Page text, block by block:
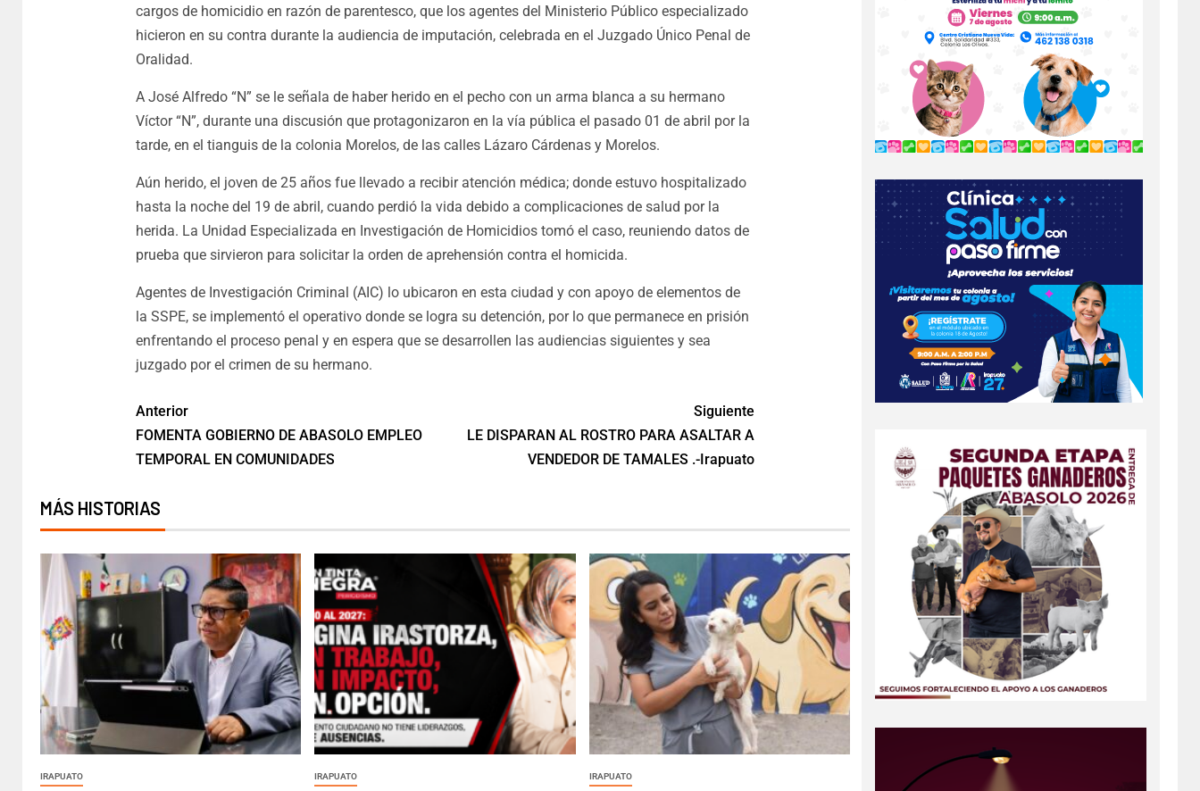
cargos de homicidio en razón de parentesco, que los agentes del Ministerio Público especializado
hicieron en su contra durante la audiencia de imputación, celebrada en el Juzgado Único Penal de
Oralidad.
A José Alfredo “N” se le señala de haber herido en el pecho con un arma blanca a su hermano
Víctor “N”, durante una discusión que protagonizaron en la vía pública el pasado 01 de abril por la
tarde, en el tianguis de la colonia Morelos, de las calles Lázaro Cárdenas y Morelos.
Aún herido, el joven de 25 años fue llevado a recibir atención médica; donde estuvo hospitalizado
hasta la noche del 19 de abril, cuando perdió la vida debido a complicaciones de salud por la
herida. La Unidad Especializada en Investigación de Homicidios tomó el caso, reuniendo datos de
prueba que sirvieron para solicitar la orden de aprehensión contra el homicida.
Agentes de Investigación Criminal (AIC) lo ubicaron en esta ciudad y con apoyo de elementos de
la SSPE, se implementó el operativo donde se logra su detención, por lo que permanece en prisión
enfrentando el proceso penal y en espera que se desarrollen las audiencias siguientes y sea
juzgado por el crimen de su hermano.
Anterior
FOMENTA GOBIERNO DE ABASOLO EMPLEO
TEMPORAL EN COMUNIDADES
Siguiente
LE DISPARAN AL ROSTRO PARA ASALTAR A
VENDEDOR DE TAMALES .-Irapuato
MÁS HISTORIAS
IRAPUATO IRAPUATO IRAPUATO